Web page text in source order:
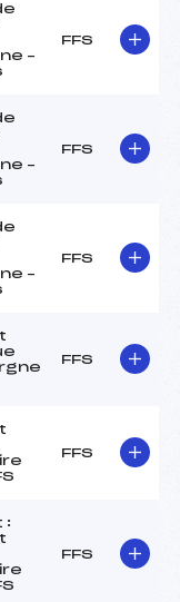
–
FFS
–
FFS
–
FFS
FFS
FFS
:
FFS